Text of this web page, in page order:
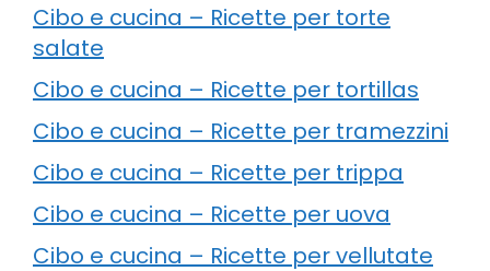
Cibo e cucina – Ricette per torte
salate
Cibo e cucina – Ricette per tortillas
Cibo e cucina – Ricette per tramezzini
Cibo e cucina – Ricette per trippa
Cibo e cucina – Ricette per uova
Cibo e cucina – Ricette per vellutate